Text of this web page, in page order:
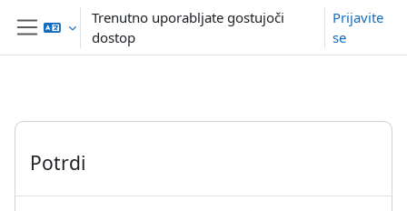
Preskoči na glavno vsebino
Stransko polje
Trenutno uporabljate gostujoči
dostop
Prijavite
se
Potrdi